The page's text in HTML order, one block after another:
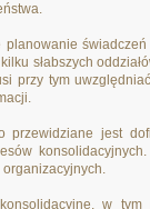
planowanie
słabszych
przy tym
przewidziane jest
organizacyjnych.
w tym